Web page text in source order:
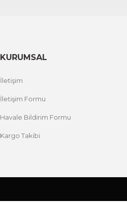
KURUMSAL
İletişim
İletişim Formu
Havale Bildirim Formu
Kargo Takibi